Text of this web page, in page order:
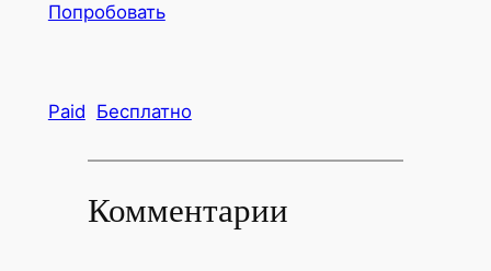
Попробовать
Paid Бесплатно
Комментарии